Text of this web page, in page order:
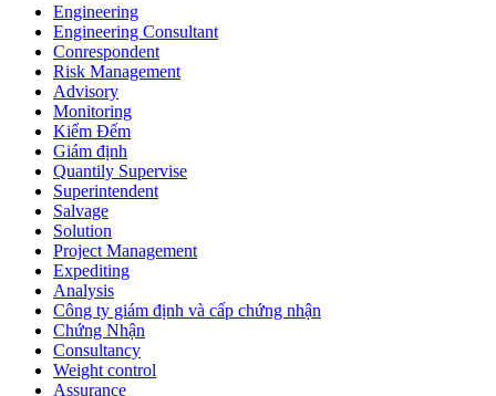
Engineering
Engineering Consultant
Conrespondent
Risk Management
Advisory
Monitoring
Kiểm Đếm
Giám định
Quantily Supervise
Superintendent
Salvage
Solution
Project Management
Expediting
Analysis
Công ty giám định và cấp chứng nhận
Chứng Nhận
Consultancy
Weight control
Assurance